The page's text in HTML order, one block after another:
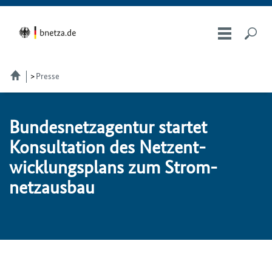
Presse
Bundesnetzagentur star­tet
Kon­sul­ta­ti­on des Netz­ent­
wick­lungs­plans zum Strom­
netz­aus­bau